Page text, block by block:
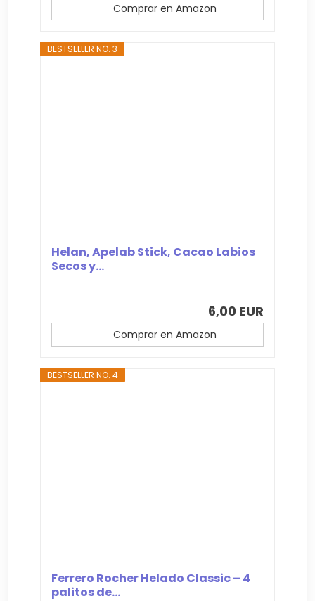
Comprar en Amazon
BESTSELLER NO. 3
Helan, Apelab Stick, Cacao Labios
Secos y...
6,00 EUR
Comprar en Amazon
BESTSELLER NO. 4
Ferrero Rocher Helado Classic – 4
palitos de...